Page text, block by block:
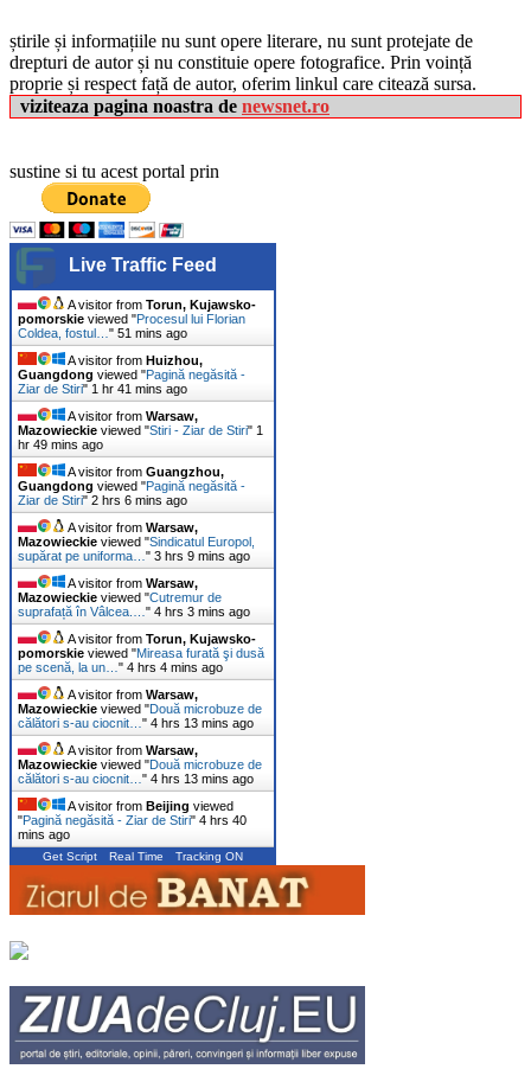
știrile și informațiile nu sunt opere literare, nu sunt protejate de
drepturi de autor și nu constituie opere fotografice. Prin voință
proprie și respect față de autor, oferim linkul care citează sursa.
viziteaza pagina noastra de newsnet.ro
sustine si tu acest portal prin
Live Traffic Feed
A visitor from Torun, Kujawsko-
pomorskie viewed "Procesul lui Florian
Coldea, fostul… " 51 mins ago
A visitor from Huizhou,
Guangdong viewed "Pagină negăsită -
Ziar de Stiri" 1 hr 41 mins ago
A visitor from Warsaw,
Mazowieckie viewed "Stiri - Ziar de Stiri" 1
hr 49 mins ago
A visitor from Guangzhou,
Guangdong viewed "Pagină negăsită -
Ziar de Stiri" 2 hrs 6 mins ago
A visitor from Warsaw,
Mazowieckie viewed "Sindicatul Europol,
supărat pe uniforma… " 3 hrs 9 mins ago
A visitor from Warsaw,
Mazowieckie viewed "Cutremur de
suprafață în Vâlcea.… " 4 hrs 3 mins ago
A visitor from Torun, Kujawsko-
pomorskie viewed "Mireasa furată şi dusă
pe scenă, la un… " 4 hrs 4 mins ago
A visitor from Warsaw,
Mazowieckie viewed "Două microbuze de
călători s-au ciocnit… " 4 hrs 13 mins ago
A visitor from Warsaw,
Mazowieckie viewed "Două microbuze de
călători s-au ciocnit… " 4 hrs 13 mins ago
A visitor from Beijing viewed
"Pagină negăsită - Ziar de Stiri" 4 hrs 40
mins ago
Get Script Real Time Tracking ON